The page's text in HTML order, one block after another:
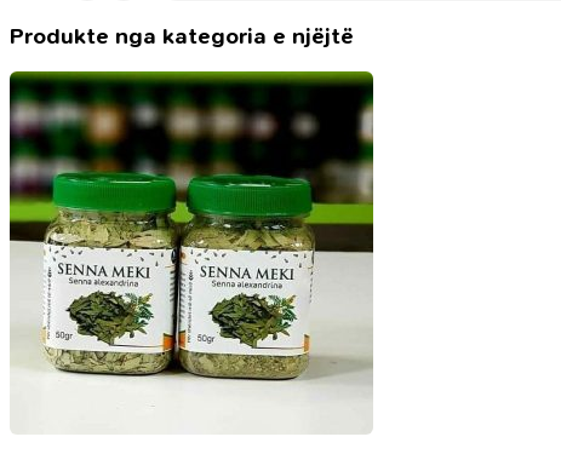
teuhid
shqyrtimi
mbi
monoteizmin
në
Islam
Produkte nga kategoria e njëjtë